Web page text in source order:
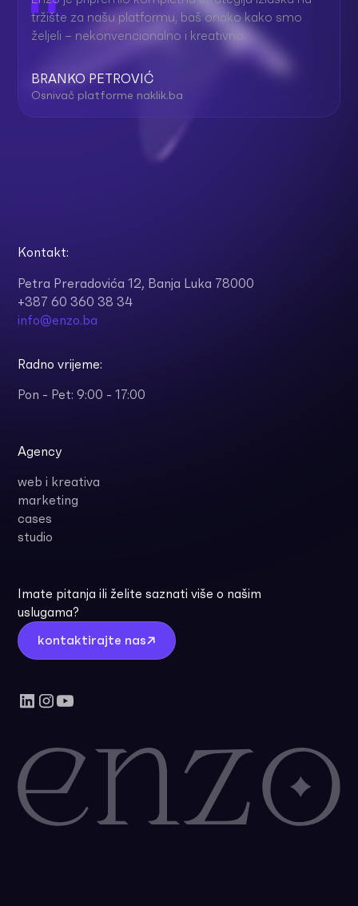
tržište za našu platformu, baš onako kako smo
željeli – nekonvencionalno i kreativno.
BRANKO PETROVIĆ
Osnivač platforme naklik.ba
Kontakt:
Petra Preradovića 12, Banja Luka 78000
+387 60 360 38 34
info@enzo.ba
Radno vrijeme:
Pon - Pet: 9:00 - 17:00
Agency
web i kreativa
marketing
cases
studio
Imate pitanja ili želite saznati više o našim
uslugama?
kontaktirajte nas